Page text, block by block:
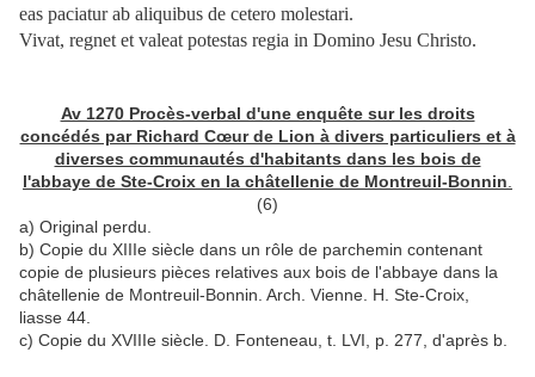
eas paciatur ab aliquibus de cetero molestari.
Vivat, regnet et valeat potestas regia in Domino Jesu Christo.
Av 1270 Procès-verbal d'une enquête sur les droits
concédés par Richard Cœur de Lion à divers particuliers et à
diverses communautés d'habitants dans les bois de
l'abbaye de Ste-Croix en la châtellenie de Montreuil-Bonnin
(6)
a) Original perdu.
b) Copie du XIIIe siècle dans un rôle de parchemin contenant
copie de plusieurs pièces relatives aux bois de l'abbaye dans la
châtellenie de Montreuil-Bonnin. Arch. Vienne. H. Ste-Croix,
liasse 44.
c) Copie du XVIIIe siècle. D. Fonteneau, t. LVI, p. 277, d'après b.